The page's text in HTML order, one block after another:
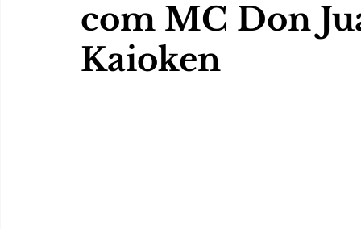
com MC Don
Kaioken